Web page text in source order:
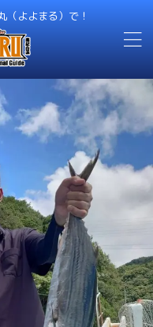
（よよまる）で！